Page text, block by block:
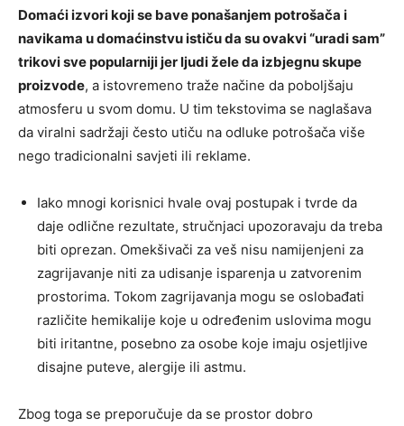
Domaći izvori koji se bave ponašanjem potrošača i
navikama u domaćinstvu ističu da su ovakvi “uradi sam”
trikovi sve popularniji jer ljudi žele da izbjegnu skupe
proizvode, a istovremeno traže načine da poboljšaju
atmosferu u svom domu. U tim tekstovima se naglašava
da viralni sadržaji često utiču na odluke potrošača više
nego tradicionalni savjeti ili reklame.
Iako mnogi korisnici hvale ovaj postupak i tvrde da
daje odlične rezultate, stručnjaci upozoravaju da treba
biti oprezan. Omekšivači za veš nisu namijenjeni za
zagrijavanje niti za udisanje isparenja u zatvorenim
prostorima. Tokom zagrijavanja mogu se oslobađati
različite hemikalije koje u određenim uslovima mogu
biti iritantne, posebno za osobe koje imaju osjetljive
disajne puteve, alergije ili astmu.
Zbog toga se preporučuje da se prostor dobro